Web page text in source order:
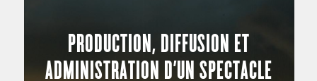
PRODUCTION, DIFFUSION ET
ADMINISTRATION D’UN SPECTACLE